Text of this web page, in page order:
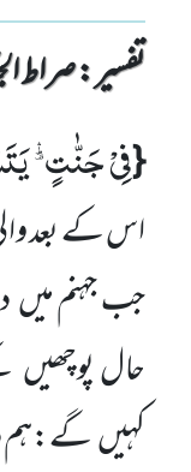
تفسیر : ‎صراط الجنان
{فِیْ جَنّٰتٍﰈ
اس کے بعد
جب جہنم میں
حال پوچھیں
کہیںگے:ہم